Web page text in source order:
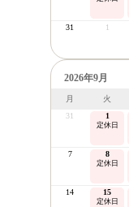
31 1
2026年9月
月 火
31
1
定休日
7 8
定休日
14 15
定休日